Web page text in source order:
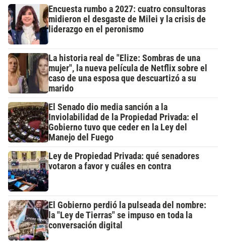
Encuesta rumbo a 2027: cuatro consultoras
midieron el desgaste de Milei y la crisis de
liderazgo en el peronismo
La historia real de "Elize: Sombras de una
mujer", la nueva película de Netflix sobre el
caso de una esposa que descuartizó a su
marido
El Senado dio media sanción a la
Inviolabilidad de la Propiedad Privada: el
Gobierno tuvo que ceder en la Ley del
Manejo del Fuego
Ley de Propiedad Privada: qué senadores
votaron a favor y cuáles en contra
El Gobierno perdió la pulseada del nombre:
la "Ley de Tierras" se impuso en toda la
conversación digital